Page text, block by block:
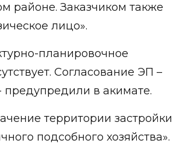
районе. Заказчиком также
лицо».
планировочное
Согласование ЭП –
- предупредили в акимате.
территории застройки
подсобного хозяйства».